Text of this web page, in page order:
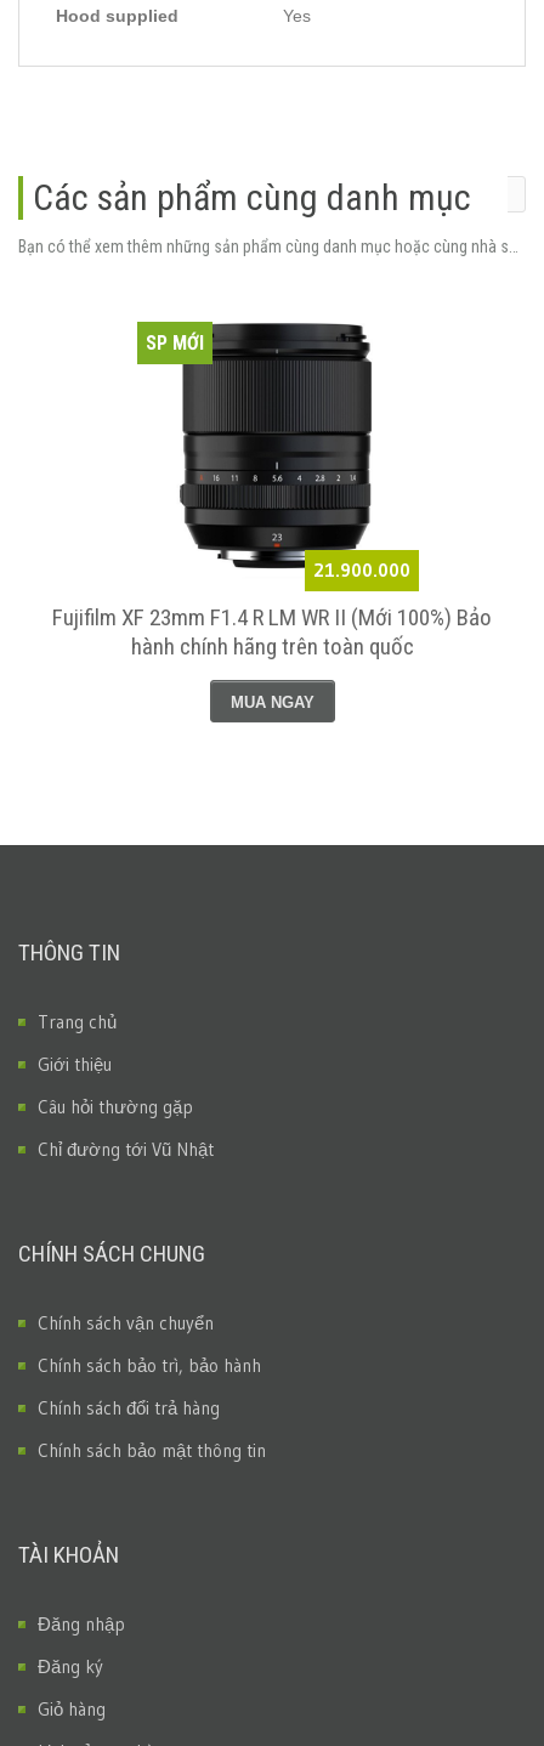
Hood supplied
Yes
Các sản phẩm cùng danh mục
Bạn có thể xem thêm những sản phẩm cùng danh mục hoặc cùng nhà sản xuất.
21.900.000
SP MỚI
Fujifilm XF 23mm F1.4 R LM WR II (Mới 100%) Bảo
hành chính hãng trên toàn quốc
MUA NGAY
THÔNG TIN
Trang chủ
Giới thiệu
Câu hỏi thường gặp
Chỉ đường tới Vũ Nhật
CHÍNH SÁCH CHUNG
Chính sách vận chuyển
Chính sách bảo trì, bảo hành
Chính sách đổi trả hàng
Chính sách bảo mật thông tin
TÀI KHOẢN
Đăng nhập
Đăng ký
Giỏ hàng